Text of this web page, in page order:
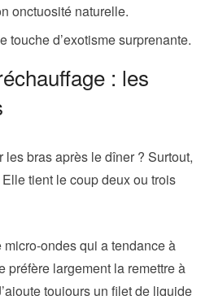
onctuosité naturelle.
touche d’exotisme surprenante.
: les
les bras après le dîner ? Surtout,
Elle tient le coup deux ou trois
ondes qui a tendance à
préfère largement la remettre à
toujours un filet de liquide